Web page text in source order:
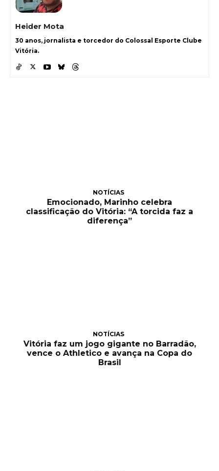
Heider Mota
30 anos, jornalista e torcedor do Colossal Esporte Clube
Vitória.
NOTÍCIAS
Emocionado, Marinho celebra
classificação do Vitória: “A torcida faz a
diferença”
NOTÍCIAS
Vitória faz um jogo gigante no Barradão,
vence o Athletico e avança na Copa do
Brasil